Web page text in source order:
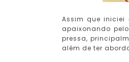
Assim que iniciei
apaixonando
pressa,
além de ter